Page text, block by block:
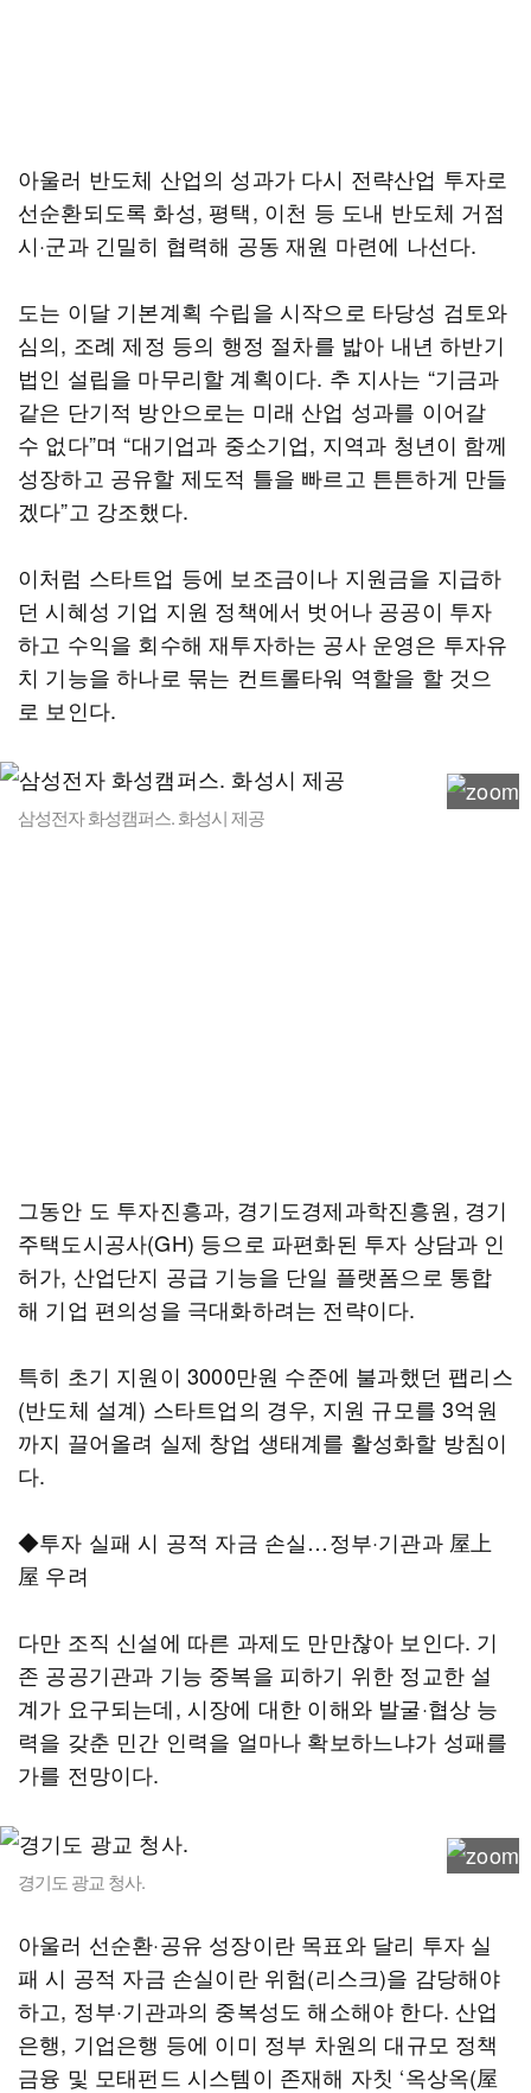
아울러 반도체 산업의 성과가 다시 전략산업 투자로
선순환되도록 화성, 평택, 이천 등 도내 반도체 거점
시·군과 긴밀히 협력해 공동 재원 마련에 나선다.
도는 이달 기본계획 수립을 시작으로 타당성 검토와
심의, 조례 제정 등의 행정 절차를 밟아 내년 하반기
법인 설립을 마무리할 계획이다. 추 지사는 “기금과
같은 단기적 방안으로는 미래 산업 성과를 이어갈
수 없다”며 “대기업과 중소기업, 지역과 청년이 함께
성장하고 공유할 제도적 틀을 빠르고 튼튼하게 만들
겠다”고 강조했다.
이처럼 스타트업 등에 보조금이나 지원금을 지급하
던 시혜성 기업 지원 정책에서 벗어나 공공이 투자
하고 수익을 회수해 재투자하는 공사 운영은 투자유
치 기능을 하나로 묶는 컨트롤타워 역할을 할 것으
로 보인다.
삼성전자 화성캠퍼스. 화성시 제공
그동안 도 투자진흥과, 경기도경제과학진흥원, 경기
주택도시공사(GH) 등으로 파편화된 투자 상담과 인
허가, 산업단지 공급 기능을 단일 플랫폼으로 통합
해 기업 편의성을 극대화하려는 전략이다.
특히 초기 지원이 3000만원 수준에 불과했던 팹리스
(반도체 설계) 스타트업의 경우, 지원 규모를 3억원
까지 끌어올려 실제 창업 생태계를 활성화할 방침이
다.
◆투자 실패 시 공적 자금 손실…정부·기관과 屋上
屋 우려
다만 조직 신설에 따른 과제도 만만찮아 보인다. 기
존 공공기관과 기능 중복을 피하기 위한 정교한 설
계가 요구되는데, 시장에 대한 이해와 발굴·협상 능
력을 갖춘 민간 인력을 얼마나 확보하느냐가 성패를
가를 전망이다.
경기도 광교 청사.
아울러 선순환·공유 성장이란 목표와 달리 투자 실
패 시 공적 자금 손실이란 위험(리스크)을 감당해야
하고, 정부·기관과의 중복성도 해소해야 한다. 산업
은행, 기업은행 등에 이미 정부 차원의 대규모 정책
금융 및 모태펀드 시스템이 존재해 자칫 ‘옥상옥(屋